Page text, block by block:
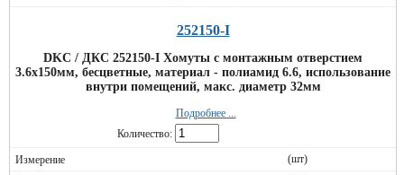
252150-I
DKC / ДКС 252150-I Хомуты с монтажным отверстием
3.6х150мм, бесцветные, материал - полиамид 6.6, использование
внутри помещений, макс. диаметр 32мм
Подробнее ...
Количество:
(шт)